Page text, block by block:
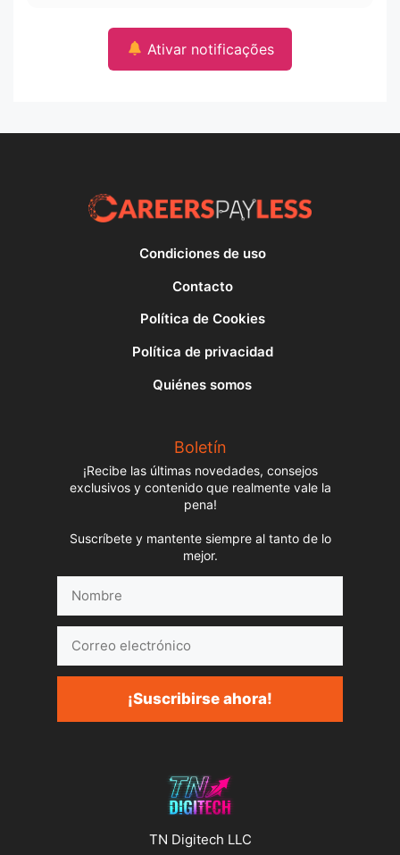
Ativar notificações
Condiciones de uso
Contacto
Política de Cookies
Política de privacidad
Quiénes somos
Boletín
¡Recibe las últimas novedades, consejos
exclusivos y contenido que realmente vale la
pena!
Suscríbete y mantente siempre al tanto de lo
mejor.
electrónico
¡Suscribirse ahora!
TN Digitech LLC